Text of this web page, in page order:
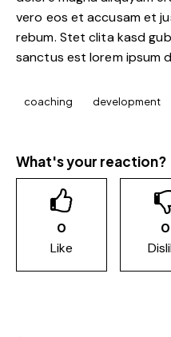
vero eos et accusam et
rebum. Stet clita kasd
sanctus est lorem ipsum
coaching development
What's your reaction?
0
Like
0